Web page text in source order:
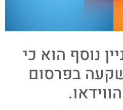
נוסף הוא כי
בפרסום